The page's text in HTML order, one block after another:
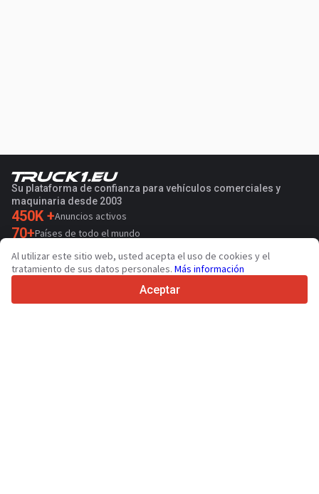
Su plataforma de confianza para vehículos comerciales y
maquinaria desde 2003
450K +Anuncios activos
70+Países de todo el mundo
36Idiomas admitidos
4.7/5
Al utilizar este sitio web, usted acepta el uso de cookies y el
tratamiento de sus datos personales. Más información
Aceptar